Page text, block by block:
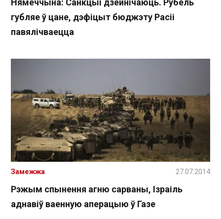
Нямеччына: Санкцыі дзейнічаюць. Рубель
губляе ў цане, дэфіцыт бюджэту Расіі
павялічваецца
Рэжым спынення агню сарваны, Ізраіль
аднавіў ваенную аперацыю ў Газе
Замежжа 27.07.2014